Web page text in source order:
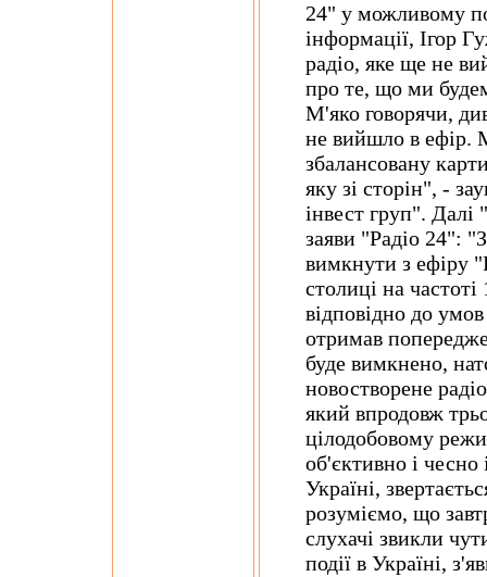
24" у можливому
інформації, Ігор
радіо, яке ще не
про те, що ми
М'яко говорячи,
не вийшло в ефір.
збалансовану
яку зі сторін", -
інвест груп". Далі
заяви "Радіо 24":
вимкнути з ефіру
столиці на
відповідно до умов
отримав
буде вимкнено,
новостворене
який впродовж
цілодобовому
об'єктивно і чесно
Україні,
розуміємо, що
слухачі звикли
події в Україні,